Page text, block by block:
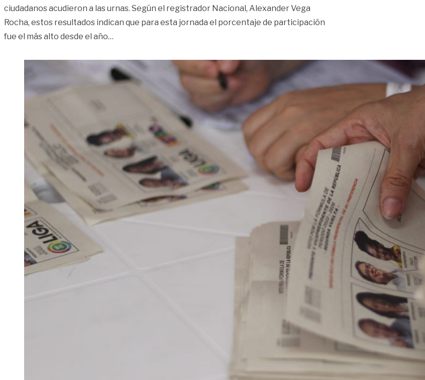
ciudadanos acudieron a las urnas. Según el registrador Nacional, Alexander Vega
Rocha, estos resultados indican que para esta jornada el porcentaje de participación
fue el más alto desde el año…